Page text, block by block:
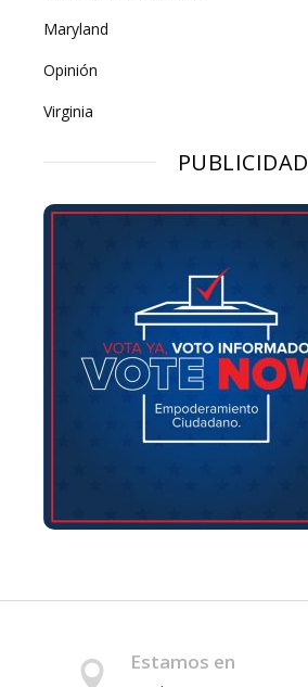
Maryland
Opinión
Virginia
PUBLICIDAD
Estamos en